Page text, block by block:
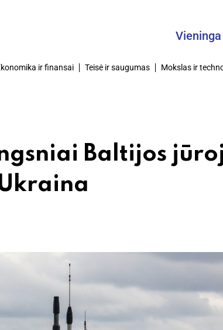
Vieninga
ir finansai Teisė ir saugumas Mokslas ir
Baltijos